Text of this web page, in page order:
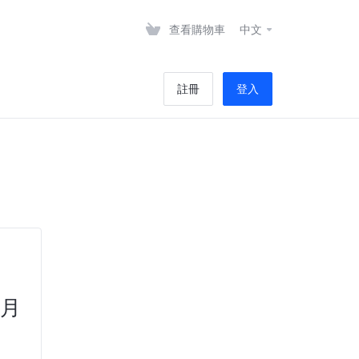
查看購物車 中文
註冊 登入